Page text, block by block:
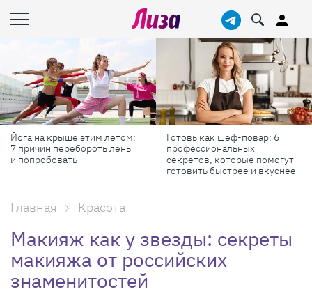
Готовь как шеф-повар: 6
профессиональных
секретов, которые помогут
Масштабные приключения:
самые красивые фестивали
России в августе
Главная Красота
Макияж как у звезды: секреты
макияжа от российских
знаменитостей